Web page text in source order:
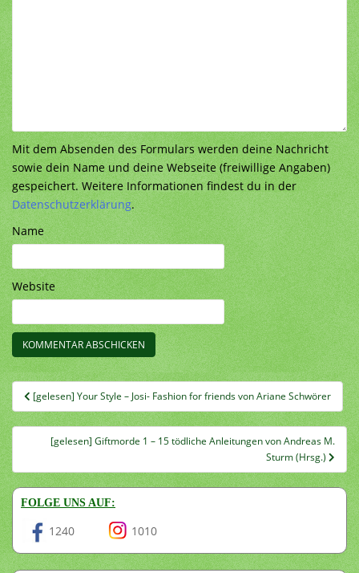
Mit dem Absenden des Formulars werden deine Nachricht
sowie dein Name und deine Webseite (freiwillige Angaben)
gespeichert. Weitere Informationen findest du in der
Datenschutzerklärung.
Name
Website
Beitragsnavigation
[gelesen] Your Style – Josi- Fashion for friends von Ariane Schwörer
[gelesen] Giftmorde 1 – 15 tödliche Anleitungen von Andreas M.
Sturm (Hrsg.)
FOLGE UNS AUF:
1240 1010